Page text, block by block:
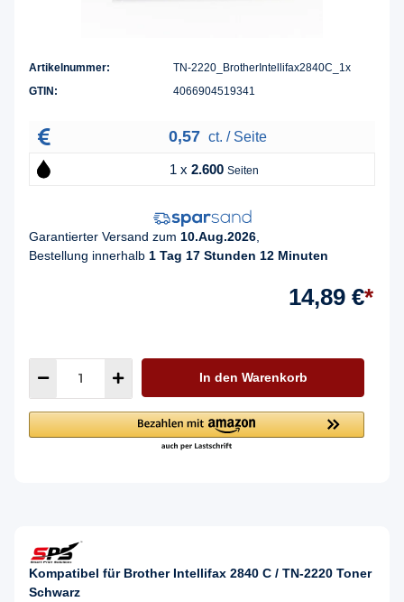
Artikelnummer:
TN-2220_BrotherIntellifax2840C_1x
GTIN:
4066904519341
0,57 ct. / Seite
1 x 2.600 Seiten
Garantierter Versand zum 10.Aug.2026
Bestellung innerhalb 1 Tag 17 Stunden 12 Minuten
14,89 €*
In den Warenkorb
Kompatibel für Brother Intellifax 2840 C / TN-2220 Toner
Schwarz